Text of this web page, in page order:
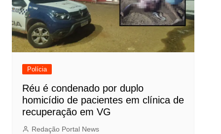
Polícia
Réu é condenado por duplo
homicídio de pacientes em clínica de
recuperação em VG
Redação Portal News